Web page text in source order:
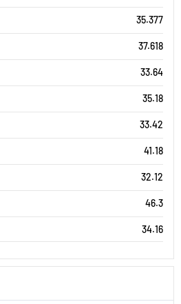
35.377
37.618
33.64
35.18
33.42
41.18
32.12
46.3
34.16